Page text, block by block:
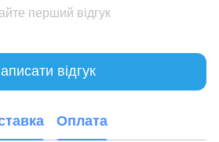
перший відгук
відгук
Оплата